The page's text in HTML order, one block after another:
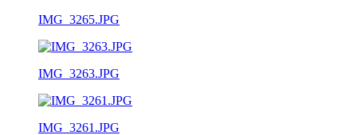
IMG_3265.JPG
IMG_3263.JPG
IMG_3261.JPG